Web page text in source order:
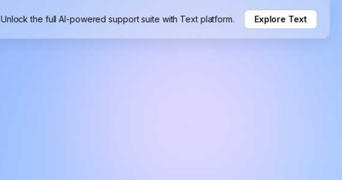
Unlock the full AI-powered support suite with Text platform. Explore Text